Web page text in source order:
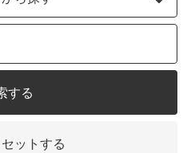
する
ットする